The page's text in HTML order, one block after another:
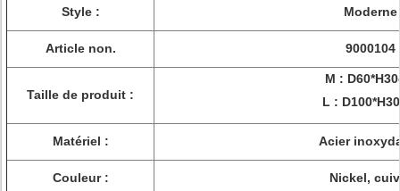
Style : Moderne
Article non. 9000104
Taille de produit :
M :
L :
Matériel : Acier
Couleur : Nickel,